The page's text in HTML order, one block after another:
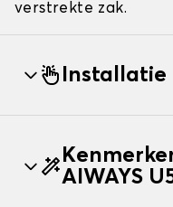
verstrekte zak.
Installatie
AIWAYS